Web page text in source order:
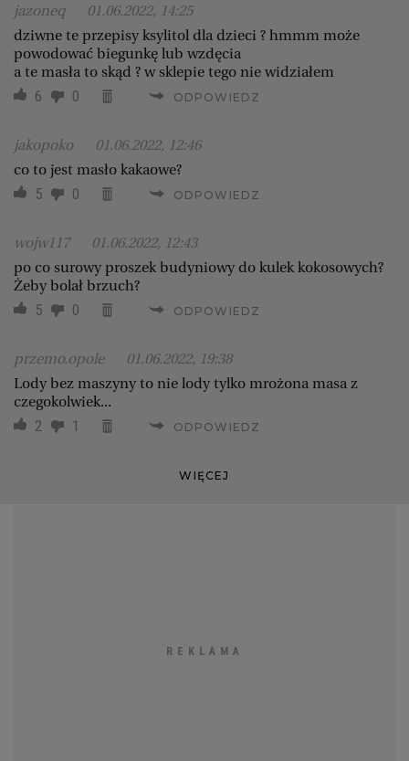
jazoneq
01.06.2022, 14:25
dziwne te przepisy ksylitol dla dzieci ? hmmm może
powodować biegunkę lub wzdęcia
a te masła to skąd ? w sklepie tego nie widziałem
6 0 ODPOWIEDZ
jakopoko
01.06.2022, 12:46
co to jest masło kakaowe?
5 0 ODPOWIEDZ
wojw117
01.06.2022, 12:43
po co surowy proszek budyniowy do kulek kokosowych?
Żeby bolał brzuch?
5 0 ODPOWIEDZ
przemo.opole
01.06.2022, 19:38
Lody bez maszyny to nie lody tylko mrożona masa z
czegokolwiek...
2 1 ODPOWIEDZ
WIĘCEJ